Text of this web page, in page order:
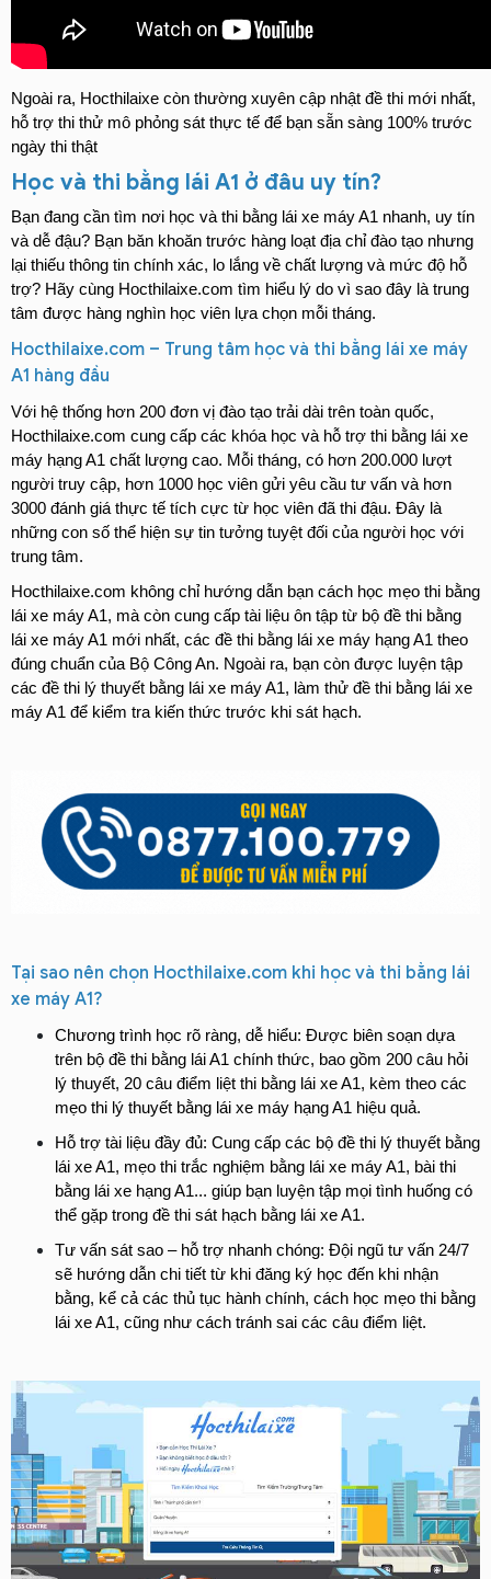
Ngoài ra, Hocthilaixe còn thường xuyên cập nhật đề thi mới nhất,
hỗ trợ thi thử mô phỏng sát thực tế để bạn sẵn sàng 100% trước
ngày thi thật
Học và thi bằng lái A1 ở đâu uy tín?
Bạn đang cần tìm nơi học và thi bằng lái xe máy A1 nhanh, uy tín
và dễ đậu? Bạn băn khoăn trước hàng loạt địa chỉ đào tạo nhưng
lại thiếu thông tin chính xác, lo lắng về chất lượng và mức độ hỗ
trợ? Hãy cùng Hocthilaixe.com tìm hiểu lý do vì sao đây là trung
tâm được hàng nghìn học viên lựa chọn mỗi tháng.
Hocthilaixe.com – Trung tâm học và thi bằng lái xe máy
A1 hàng đầu
Với hệ thống hơn 200 đơn vị đào tạo trải dài trên toàn quốc,
Hocthilaixe.com cung cấp các khóa học và hỗ trợ thi bằng lái xe
máy hạng A1 chất lượng cao. Mỗi tháng, có hơn 200.000 lượt
người truy cập, hơn 1000 học viên gửi yêu cầu tư vấn và hơn
3000 đánh giá thực tế tích cực từ học viên đã thi đậu. Đây là
những con số thể hiện sự tin tưởng tuyệt đối của người học với
trung tâm.
Hocthilaixe.com không chỉ hướng dẫn bạn cách học mẹo thi bằng
lái xe máy A1, mà còn cung cấp tài liệu ôn tập từ bộ đề thi bằng
lái xe máy A1 mới nhất, các đề thi bằng lái xe máy hạng A1 theo
đúng chuẩn của Bộ Công An. Ngoài ra, bạn còn được luyện tập
các đề thi lý thuyết bằng lái xe máy A1, làm thử đề thi bằng lái xe
máy A1 để kiểm tra kiến thức trước khi sát hạch.
Tại sao nên chọn Hocthilaixe.com khi học và thi bằng lái
xe máy A1?
Chương trình học rõ ràng, dễ hiểu: Được biên soạn dựa
trên bộ đề thi bằng lái A1 chính thức, bao gồm 200 câu hỏi
lý thuyết, 20 câu điểm liệt thi bằng lái xe A1, kèm theo các
mẹo thi lý thuyết bằng lái xe máy hạng A1 hiệu quả.
Hỗ trợ tài liệu đầy đủ: Cung cấp các bộ đề thi lý thuyết bằng
lái xe A1, mẹo thi trắc nghiệm bằng lái xe máy A1, bài thi
bằng lái xe hạng A1... giúp bạn luyện tập mọi tình huống có
thể gặp trong đề thi sát hạch bằng lái xe A1.
Tư vấn sát sao – hỗ trợ nhanh chóng: Đội ngũ tư vấn 24/7
sẽ hướng dẫn chi tiết từ khi đăng ký học đến khi nhận
bằng, kể cả các thủ tục hành chính, cách học mẹo thi bằng
lái xe A1, cũng như cách tránh sai các câu điểm liệt.